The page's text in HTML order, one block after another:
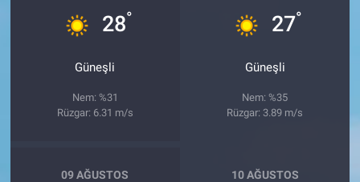
28°
Güneşli
Nem: %31
Rüzgar: 6.31 m/s
27°
Güneşli
Nem: %35
Rüzgar: 3.89 m/s
09 AĞUSTOS 10 AĞUSTOS